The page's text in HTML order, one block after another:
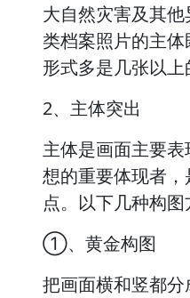
大自然灾害及其
类档案照片的主
形式多是几张以上
2、主体突出
主体是画面主要
想的重要体现者
点。以下几种构图
①、黄金构图
把画面横和竖都